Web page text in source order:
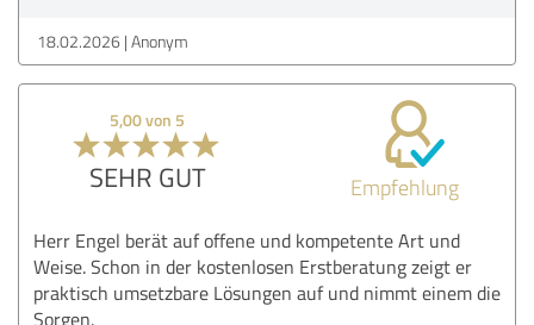
18.02.2026 Anonym
5,00 von 5
SEHR GUT Empfehlung
Herr Engel berät auf offene und kompetente Art und
Weise. Schon in der kostenlosen Erstberatung zeigt er
praktisch umsetzbare Lösungen auf und nimmt einem die
Sorgen.